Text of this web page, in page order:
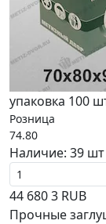
упаковка 100
Розница
74.80
Наличие: 39 шт
44 6803 RUB
Прочные